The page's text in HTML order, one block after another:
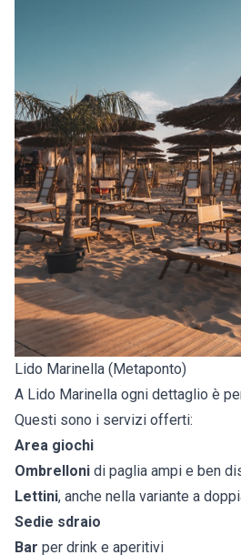
Lido Marinella (Metaponto)
A Lido Marinella ogni dettaglio è
Questi sono i servizi offerti:
Area giochi
Ombrelloni di paglia ampi e ben
Lettini, anche nella variante a
Sedie sdraio
Bar per drink e aperitivi